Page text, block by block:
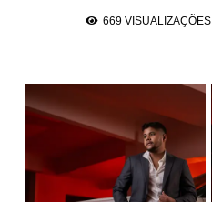
669VISUALIZAÇÕES